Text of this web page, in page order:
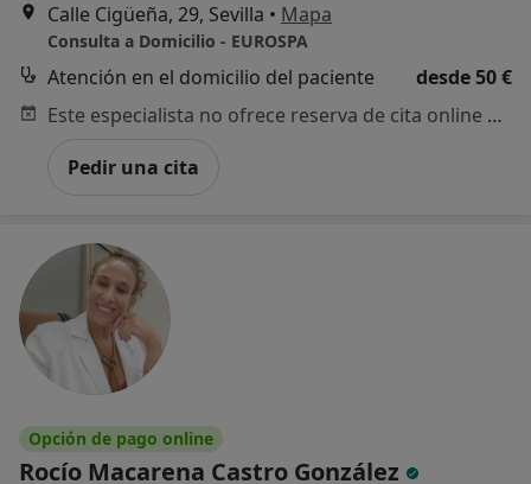
Calle Cigüeña, 29, Sevilla • Mapa
Consulta a Domicilio - EUROSPA
Atención en el domicilio del paciente
desde 50 €
Este especialista no ofrece reserva de cita online en esta dirección.
Pedir una cita
Opción de pago online
Rocío Macarena Castro González